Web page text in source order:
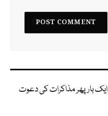
بارپھر مذاکرات کی دعوت